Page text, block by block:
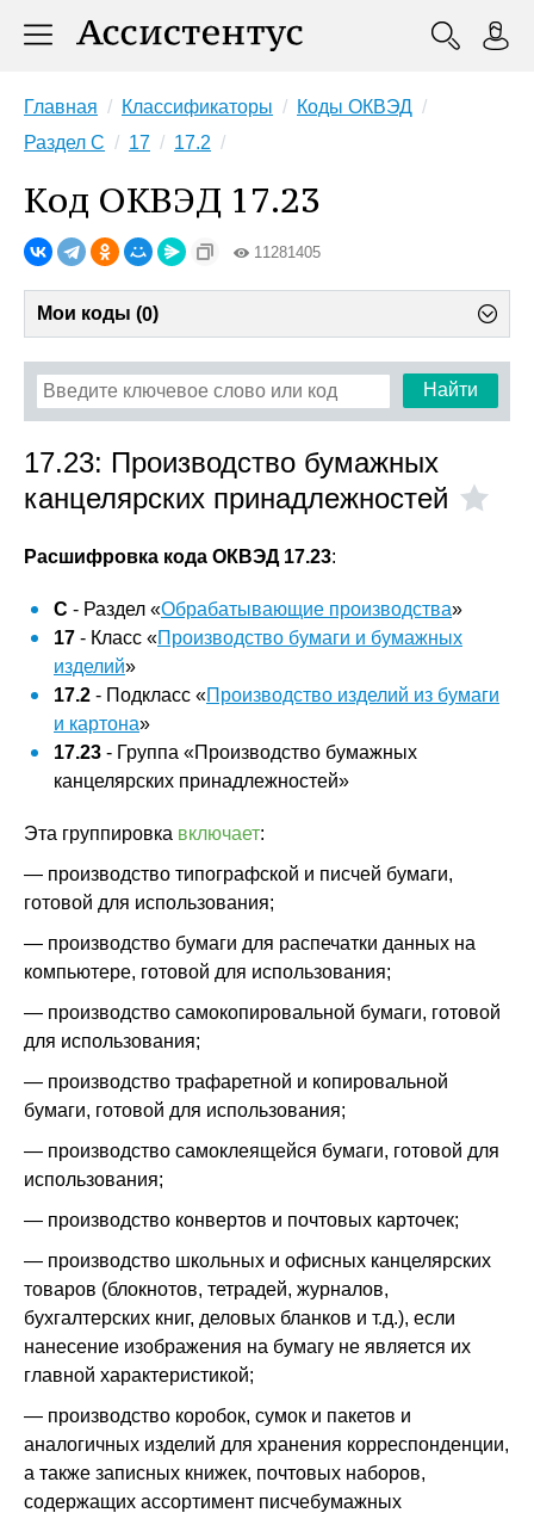
Главная Классификаторы
Коды ОКВЭД
Раздел C
17 17.2
Код ОКВЭД 17.23
11281405
Мои коды (0)
Найти
17.23: Производство бумажных
канцелярских принадлежностей
Расшифровка кода ОКВЭД 17.23:
C - Раздел «Обрабатывающие производства»
17 - Класс «Производство бумаги и бумажных
изделий»
17.2 - Подкласс «Производство изделий из бумаги
и картона»
17.23 - Группа «Производство бумажных
канцелярских принадлежностей»
Эта группировка включает:
— производство типографской и писчей бумаги,
готовой для использования;
— производство бумаги для распечатки данных на
компьютере, готовой для использования;
— производство самокопировальной бумаги, готовой
для использования;
— производство трафаретной и копировальной
бумаги, готовой для использования;
— производство самоклеящейся бумаги, готовой для
использования;
— производство конвертов и почтовых карточек;
— производство школьных и офисных канцелярских
товаров (блокнотов, тетрадей, журналов,
бухгалтерских книг, деловых бланков и т.д.), если
нанесение изображения на бумагу не является их
главной характеристикой;
— производство коробок, сумок и пакетов и
аналогичных изделий для хранения корреспонденции,
а также записных книжек, почтовых наборов,
содержащих ассортимент писчебумажных